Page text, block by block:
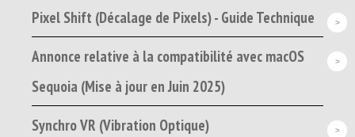
Pixel Shift (Décalage de Pixels) - Guide Technique
Annonce relative à la compatibilité avec macOS
Sequoia (Mise à jour en Juin 2025)
Synchro VR (Vibration Optique)